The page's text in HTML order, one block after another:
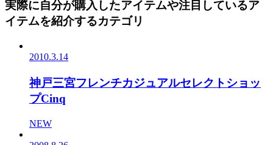
実際に自分が購入したアイテムや注目しているア
イテムを紹介するカテゴリ
2010.3.14
神戸三宮フレンチカジュアルセレクトショッ
プCinq
NEW